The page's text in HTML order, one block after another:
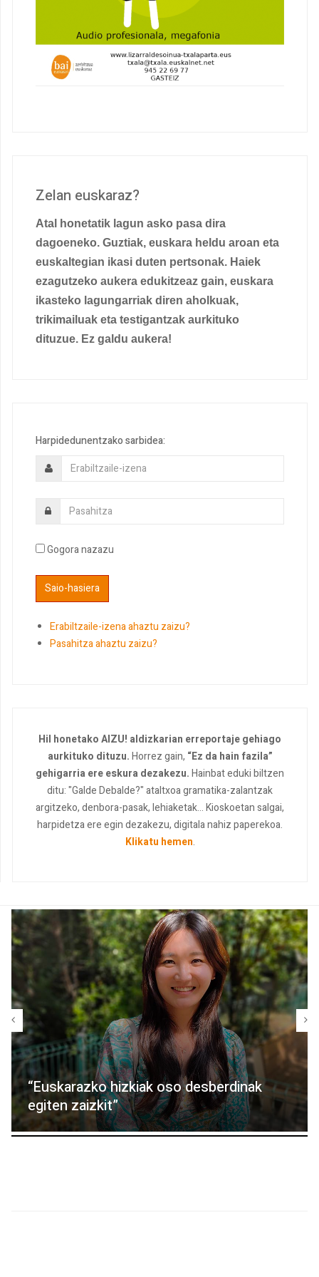
Zelan euskaraz?
Atal honetatik lagun asko pasa dira
dagoeneko. Guztiak, euskara heldu aroan eta
euskaltegian ikasi duten pertsonak. Haiek
ezagutzeko aukera edukitzeaz gain, euskara
ikasteko lagungarriak diren aholkuak,
trikimailuak eta testigantzak aurkituko
dituzue. Ez galdu aukera!
Harpidedunentzako sarbidea:
Gogora nazazu
Erabiltzaile-izena ahaztu zaizu?
Pasahitza ahaztu zaizu?
Hil honetako AIZU! aldizkarian erreportaje gehiago
aurkituko dituzu.Horrez gain, “Ez da hain fazila”
gehigarria ere eskura dezakezu.Hainbat eduki biltzen
ditu: "Galde Debalde?" ataltxoa gramatika-zalantzak
argitzeko, denbora-pasak, lehiaketak... Kioskoetan salgai,
harpidetza ere egin dezakezu, digitala nahiz paperekoa.
Klikatu hemen.
“Euskarazko hizkiak oso desberdinak
egiten zaizkit”